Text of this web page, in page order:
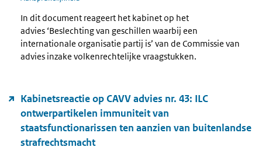
In dit document reageert het kabinet op het
advies ‘Beslechting van geschillen waarbij een
internationale organisatie partij is’ van de Commissie van
advies inzake volkenrechtelijke vraagstukken.
Kabinetsreactie op CAVV advies nr. 43: ILC
ontwerpartikelen immuniteit van
staatsfunctionarissen ten aanzien van buitenlandse
strafrechtsmacht